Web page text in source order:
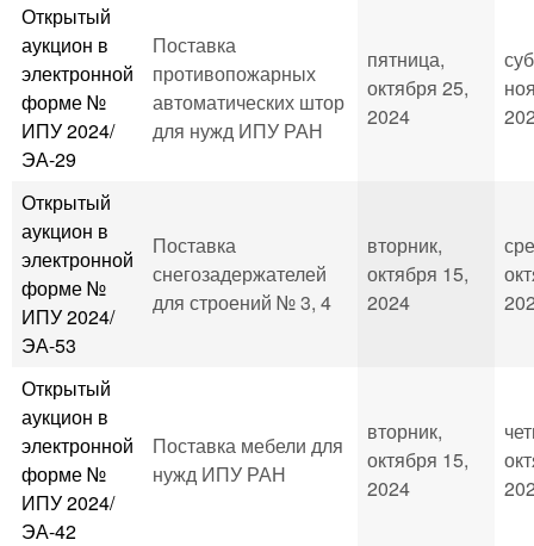
Открытый
аукцион в
электронной
форме №
ИПУ 2024/
ЭА-29
Поставка
противопожарных
автоматических штор
для нужд ИПУ РАН
пятница,
октября 25,
2024
Открытый
аукцион в
электронной
форме №
ИПУ 2024/
ЭА-53
Поставка
снегозадержателей
для строений № 3, 4
вторник,
октября 15,
2024
Открытый
аукцион в
электронной
форме №
ИПУ 2024/
ЭА-42
Поставка мебели для
нужд ИПУ РАН
вторник,
октября 15,
2024